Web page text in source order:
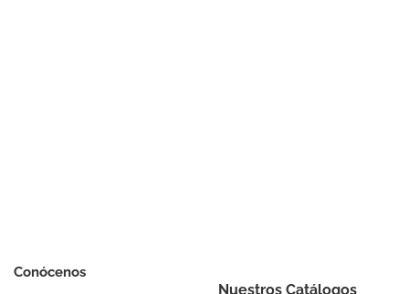
Conócenos
Nuestros Catálogos